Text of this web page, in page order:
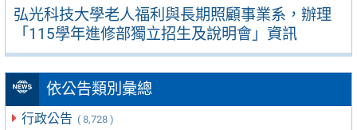
弘光科技大學老人福利與長期照顧事業系，辦理
「115學年進修部獨立招生及說明會」資訊
依公告類別彙總
行政公告 ( 8,728 )